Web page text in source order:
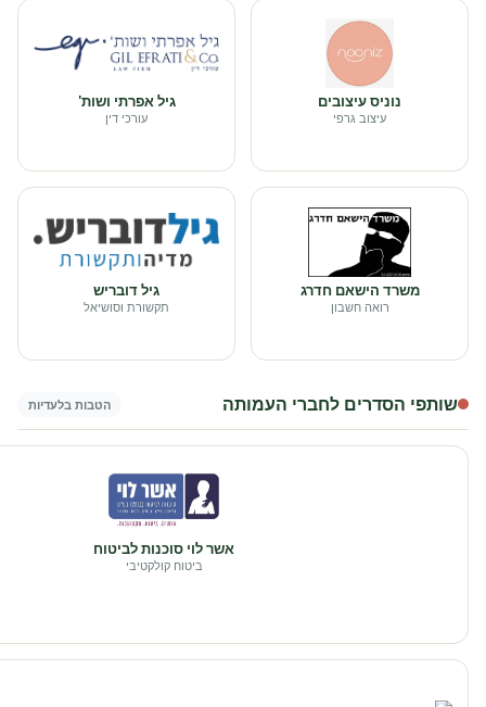
נוניס עיצובים
עיצוב גרפי
גיל אפרתי ושות'
עורכי דין
משרד הישאם חדרג
רואה חשבון
גיל דובריש
תקשורת וסושיאל
שותפי הסדרים לחברי העמותה הטבות בלעדיות
אשר לוי סוכנות לביטוח
ביטוח קולקטיבי